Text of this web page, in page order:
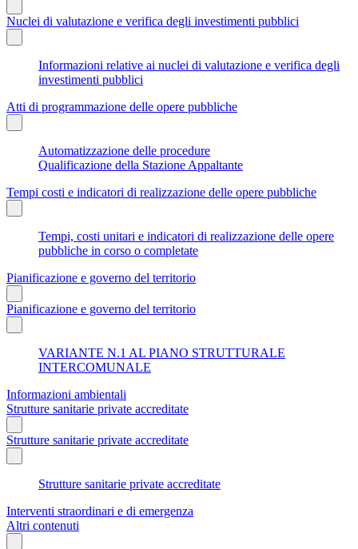
Nuclei di valutazione e verifica degli investimenti pubblici
Informazioni relative ai nuclei di valutazione e verifica degli
investimenti pubblici
Atti di programmazione delle opere pubbliche
Automatizzazione delle procedure
Qualificazione della Stazione Appaltante
Tempi costi e indicatori di realizzazione delle opere pubbliche
Tempi, costi unitari e indicatori di realizzazione delle opere
pubbliche in corso o completate
Pianificazione e governo del territorio
Pianificazione e governo del territorio
VARIANTE N.1 AL PIANO STRUTTURALE
INTERCOMUNALE
Informazioni ambientali
Strutture sanitarie private accreditate
Strutture sanitarie private accreditate
Strutture sanitarie private accreditate
Interventi straordinari e di emergenza
Altri contenuti